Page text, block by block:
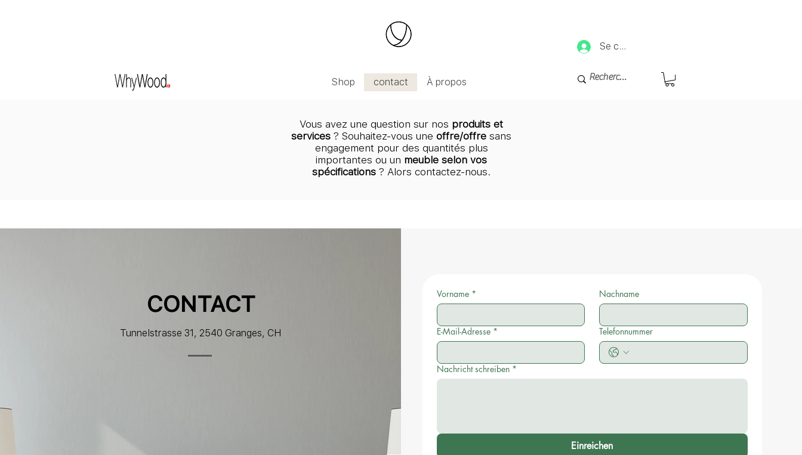
Shop contact À propos
Se connecter
Vous avez une question sur nos produits et
services ? Souhaitez-vous une offre/offre sans
engagement pour des quantités plus
importantes ou un meuble selon vos
spécifications ? Alors contactez-nous.
CONTACT
Tunnelstrasse 31, 2540 Granges, CH
Vorname * Nachname
E-Mail-Adresse * Telefonnummer
Nachricht schreiben *
Einreichen